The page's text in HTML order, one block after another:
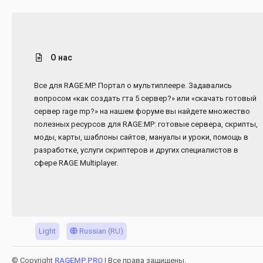
О нас
Все для RAGE:MP. Портал о мультиплеере. Задавались
вопросом «как создать гта 5 сервер?» или «скачать готовый
сервер rage mp?» на нашем форуме вы найдете множество
полезных ресурсов для RAGE:MP: готовые сервера, скрипты,
моды, карты, шаблоны сайтов, мануалы и уроки, помощь в
разработке, услуги скриптеров и других специалистов в
сфере RAGE Multiplayer.
Light Russian (RU)
© Copyright RAGEMP.PRO | Все права защищены.